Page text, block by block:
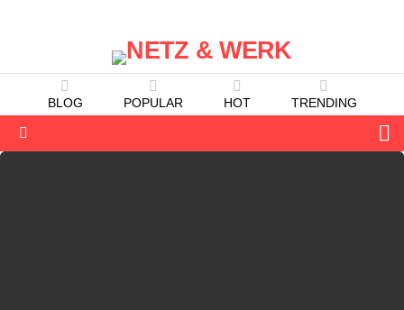
BLOG POPULAR HOT TRENDING